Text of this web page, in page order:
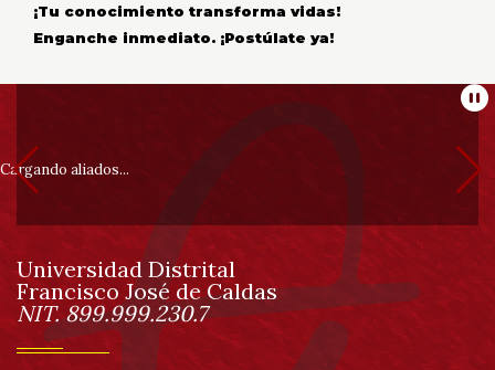
¡Tu conocimiento transforma vidas!
Enganche inmediato. ¡Postúlate ya!
Información
pie
de
página
Cargando aliados...
Información
Universidad Distrital
Francisco José de Caldas
NIT. 899.999.230.7